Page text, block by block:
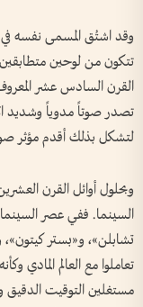
​وقد اشتُق المسمى نفسه في
تتكون من لوحين متطابقين
القرن السادس عشر
تصدر صوتاً مدوياً وشديد
لتشكل بذلك أقدم مؤثر
​وبحلول أوائل القرن
السينما. ففي عصر
تشابلن»، و«بستر كيتون»،
تعاملوا مع العالم المادي
مستغلين التوقيت الدقيق